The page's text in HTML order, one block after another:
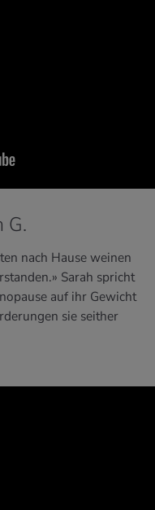
G.
nach Hause weinen
Sarah spricht
auf ihr Gewicht
sie seither